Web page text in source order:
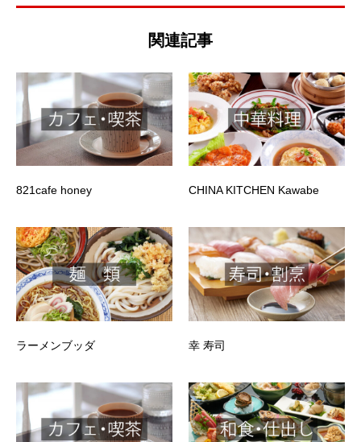
関連記事
821cafe honey CHINA KITCHEN Kawabe
ラーメンブッダ 幸 寿司